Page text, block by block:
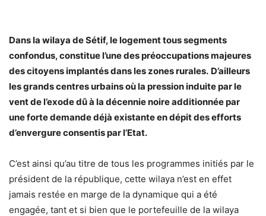
Dans la wilaya de Sétif, le logement tous segments
confondus, constitue l’une des préoccupations majeures
des citoyens implantés dans les zones rurales. D’ailleurs
les grands centres urbains où la pression induite par le
vent de l’exode dû à la décennie noire additionnée par
une forte demande déjà existante en dépit des efforts
d’envergure consentis par l’Etat.
C’est ainsi qu’au titre de tous les programmes initiés par le
président de la république, cette wilaya n’est en effet
jamais restée en marge de la dynamique qui a été
engagée, tant et si bien que le portefeuille de la wilaya